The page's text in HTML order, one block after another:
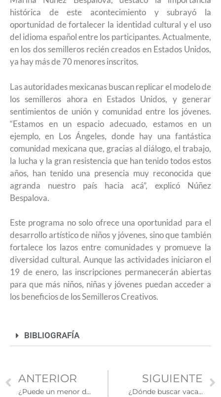
histórica de este acontecimiento y subrayó la
oportunidad de fortalecer la identidad cultural y el uso
del idioma español entre los participantes. Actualmente,
en los dos semilleros recién creados en Estados Unidos,
ya hay más de 70 menores inscritos.
Las autoridades mexicanas buscan replicar el modelo de
los semilleros ahora en Estados Unidos, y generar
sentimientos de unión y comunidad entre los jóvenes.
“Estamos en un espacio adecuado, estamos en un
ejemplo, en Los Ángeles, donde hay una fantástica
comunidad mexicana que, gracias al diálogo, el trabajo,
la lucha y la gran resistencia que han tenido todos estos
años, han tenido una presencia muy reconocida que
agranda nuestro país hacia acá”, explicó Núñez
Bespalova.
Este programa no solo ofrece una oportunidad para el
desarrollo artístico de niños y jóvenes, sino que también
fortalece los lazos entre comunidades y promueve la
diversidad cultural. Aunque las actividades iniciaron el
19 de enero, las inscripciones permanecerán abiertas
para que más niños, niñas y jóvenes puedan acceder a
los beneficios de los Semilleros Creativos.
BIBLIOGRAFÍA
ANTERIOR
¿Puede un menor de edad con padre o madre estadounidense solicitar la residencia?
SIGUIENTE
¿Dónde buscar vacantes con visas H-2A para trabajadores agrícolas temporales?